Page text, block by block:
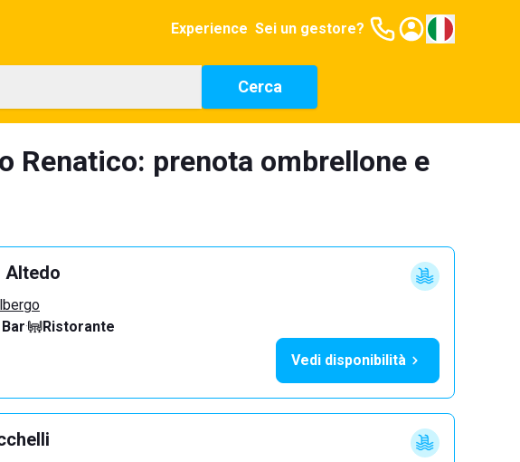
Experience Sei un gestore?
Cerca
Renatico: prenota ombrellone e
Altedo
Bar·
Ristorante
Vedi disponibilità